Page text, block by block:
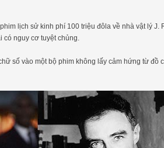
lịch sử kinh phí 100 triệu đôla về nhà vật lý J.
có nguy cơ tuyệt chủng.
số vào một bộ phim không lấy cảm hứng từ đồ